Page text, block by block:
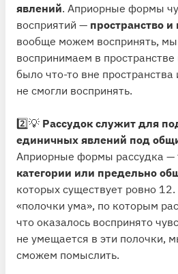
явлений. Априорные формы
восприятий — пространство и
вообще можем воспринять, мы
воспринимаем в
было что-то вне
не смогли воспринять.
2️⃣💡 Рассудок служит для
единичных явлений под
Априорные формы рассудка
категории или предельно
которых существует ровно
«полочки ума», по которым
что оказалось воспринято
не умещается в эти полочки,
сможем помыслить.